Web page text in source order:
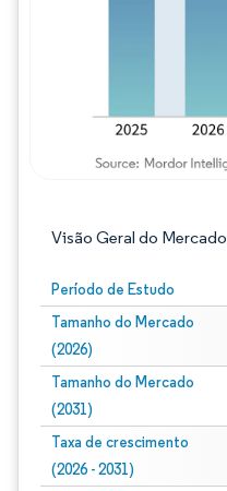
Visão Geral do Mercado
Período de Estudo
Tamanho do Mercado
(2026)
Tamanho do Mercado
(2031)
Taxa de crescimento
(2026 - 2031)